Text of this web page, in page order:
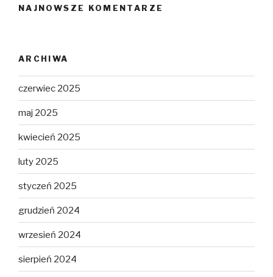
NAJNOWSZE KOMENTARZE
ARCHIWA
czerwiec 2025
maj 2025
kwiecień 2025
luty 2025
styczeń 2025
grudzień 2024
wrzesień 2024
sierpień 2024